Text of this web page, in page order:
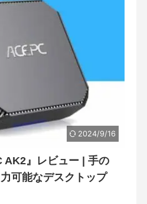
2024/9/16
AK2』レビュー | 手の
可能なデスクトップ